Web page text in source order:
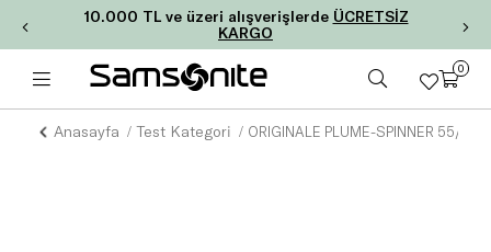
10.000 TL ve üzeri alışverişlerde ÜCRETSİZ
KARGO
0
Anasayfa Test Kategori ORIGINALE PLUME-SPINNER 55/20